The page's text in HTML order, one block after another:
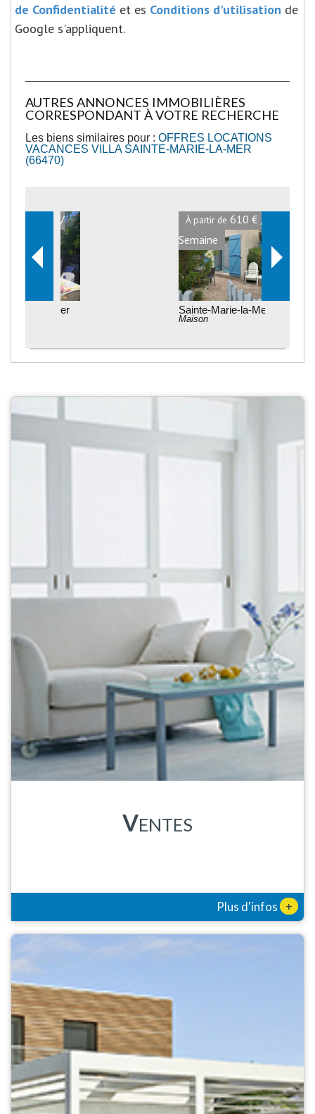
de Confidentialité et es Conditions d'utilisation de
Google s'appliquent.
AUTRES ANNONCES IMMOBILIÈRES
CORRESPONDANT À VOTRE RECHERCHE
Les biens similaires pour : OFFRES LOCATIONS
VACANCES VILLA SAINTE-MARIE-LA-MER
(66470)
610 € /
Sainte-Marie-la-Mer
VENTES
Plus d'infos +